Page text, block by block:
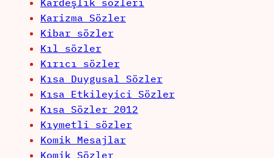
Kardeşlik sözleri
Karizma Sözler
Kibar sözler
Kıl sözler
Kırıcı sözler
Kısa Duygusal Sözler
Kısa Etkileyici Sözler
Kısa Sözler 2012
Kıymetli sözler
Komik Mesajlar
Komik Sözler